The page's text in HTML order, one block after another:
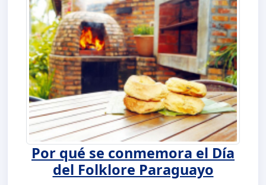
Por qué se conmemora el Día
del Folklore Paraguayo